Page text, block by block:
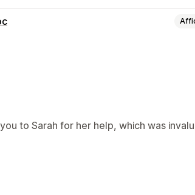
to Sarah for her help, which was